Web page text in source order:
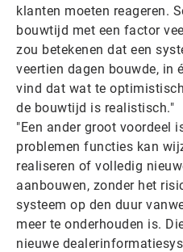
klanten moeten reageren.
bouwtijd met een factor
zou betekenen dat een
veertien dagen bouwde, in
vind dat wat te
de bouwtijd is realistisch."
"Een ander groot voordeel
problemen functies kan
realiseren of volledig
aanbouwen, zonder het
systeem op den duur
meer te onderhouden is.
nieuwe